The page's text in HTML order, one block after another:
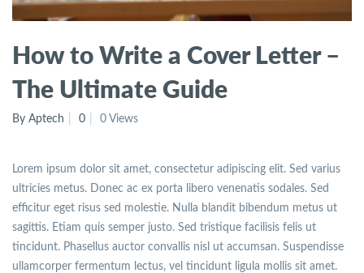
How to Write a Cover Letter –
The Ultimate Guide
By Aptech 0 0 Views
Lorem ipsum dolor sit amet, consectetur adipiscing elit. Sed varius
ultricies metus. Donec ac ex porta libero venenatis sodales. Sed
efficitur eget risus sed molestie. Nulla blandit bibendum metus ut
sagittis. Etiam quis semper justo. Sed tristique facilisis felis ut
tincidunt. Phasellus auctor convallis nisl ut accumsan. Suspendisse
ullamcorper fermentum lectus, vel tincidunt ligula mollis sit amet.